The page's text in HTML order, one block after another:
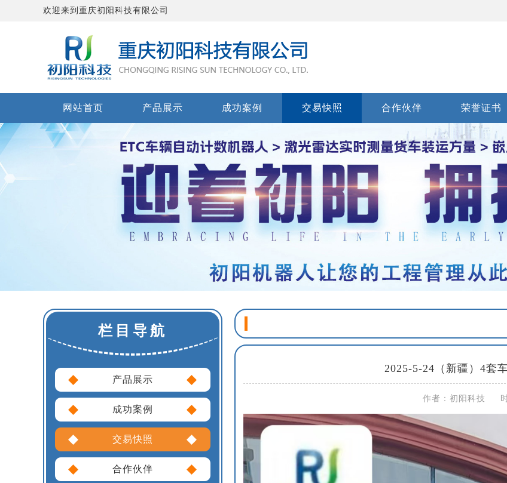
欢迎来到重庆初阳科技有限公司
网站首页 产品展示 成功案例 交易快照 合作伙伴 荣誉证书
栏目导航
产品展示
成功案例
交易快照
合作伙伴
2025-5-24（新疆）4套
作者：初阳科技 时